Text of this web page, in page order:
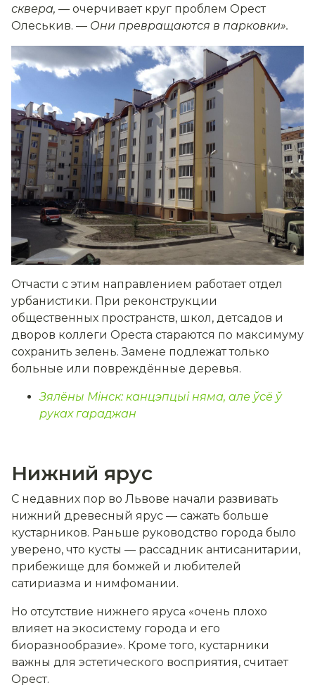
сквера, — очерчивает круг проблем Орест
Олеськив. — Они превращаются в парковки».
Отчасти с этим направлением работает отдел
урбанистики. При реконструкции
общественных пространств, школ, детсадов и
дворов коллеги Ореста стараются по максимуму
сохранить зелень. Замене подлежат только
больные или повреждённые деревья.
Зялёны Мінск: канцэпцыі няма, але ўсё ў
руках гараджан
Нижний ярус
С недавних пор во Львове начали развивать
нижний древесный ярус — сажать больше
кустарников. Раньше руководство города было
уверено, что кусты — рассадник антисанитарии,
прибежище для бомжей и любителей
сатириазма и нимфомании.
Но отсутствие нижнего яруса «очень плохо
влияет на экосистему города и его
биоразнообразие». Кроме того, кустарники
важны для эстетического восприятия, считает
Орест.